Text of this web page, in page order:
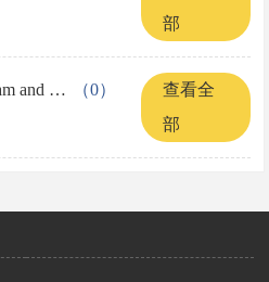
部
冰淇淋及製冰機器 Ice Cream and Machine （0）
查看全
部